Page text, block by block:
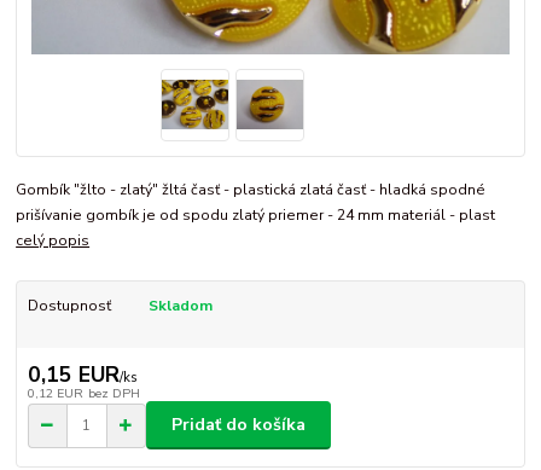
Gombík "žlto - zlatý" žltá časť - plastická zlatá časť - hladká spodné
prišívanie gombík je od spodu zlatý priemer - 24 mm materiál - plast
celý popis
Dostupnosť Skladom
0,15 EUR/ks
0,12 EUR bez DPH
Pridať do košíka